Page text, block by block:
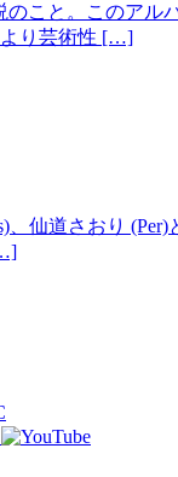
のこと。このア
より芸術性 […]
、仙道さおり